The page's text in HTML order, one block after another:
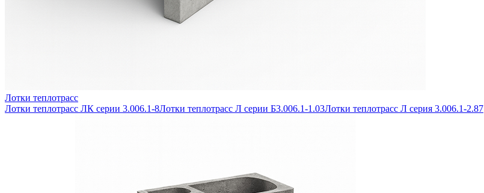
Лотки теплотрасс
Лотки теплотрасс ЛК серии 3.006.1-8Лотки теплотрасс Л серии Б3.006.1-1.03Лотки теплотрасс Л серия 3.006.1-2.87